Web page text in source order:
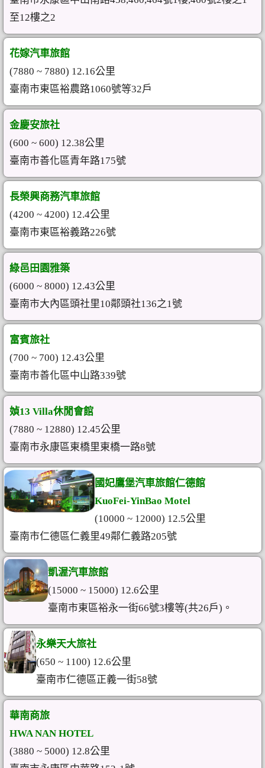
至12樓之2
花嫁汽車旅館
(7880 ~ 7880) 12.16公里
臺南市東區裕農路1060號等32戶
金慶安旅社
(600 ~ 600) 12.38公里
臺南市善化區青年路175號
長榮興商務汽車旅館
(4200 ~ 4200) 12.4公里
臺南市東區裕義路226號
綠邑田園雅築
(6000 ~ 8000) 12.43公里
臺南市大內區頭社里10鄰頭社136之1號
富賓旅社
(700 ~ 700) 12.43公里
臺南市善化區中山路339號
媜13 Villa休閒會館
(7880 ~ 12880) 12.45公里
臺南市永康區東橋里東橋一路8號
國妃鷹堡汽車旅館仁德館
KuoFei-YinBao Motel
(10000 ~ 12000) 12.5公里
臺南市仁德區仁義里49鄰仁義路205號
凱渥汽車旅館
(15000 ~ 15000) 12.6公里
臺南市東區裕永一街66號3樓等(共26戶)。
永樂天大旅社
(650 ~ 1100) 12.6公里
臺南市仁德區正義一街58號
華南商旅
HWA NAN HOTEL
(3880 ~ 5000) 12.8公里